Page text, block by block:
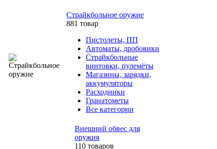
Страйкбольное оружие
881 товар
Пистолеты, ПП
Автоматы, дробовики
Страйкбольные
винтовки, пулемёты
Магазины, зарядки,
аккумуляторы
Расходники
Гранатометы
Все категории
Внешний обвес для
оружия
110 товаров